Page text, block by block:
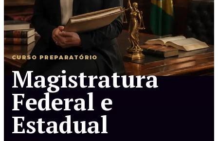
Magistratura Estadual
Magistratura Estadual e MPE
Magistratura Federal e Estadual
CURSO PREPARATÓRIO
Magistratura
Federal e
Estadual